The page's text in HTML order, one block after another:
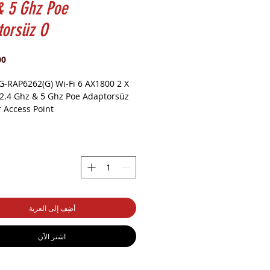
5 Ghz Poe
O
RAP6262(G) Wi-Fi 6 AX1800 2 X
Ghz & 5 Ghz Poe Adaptorsüz
Point
Fi 6)
220 mm × 166 mm (excluding
kits)
أضِف إلى العربة
اشترِ الآن